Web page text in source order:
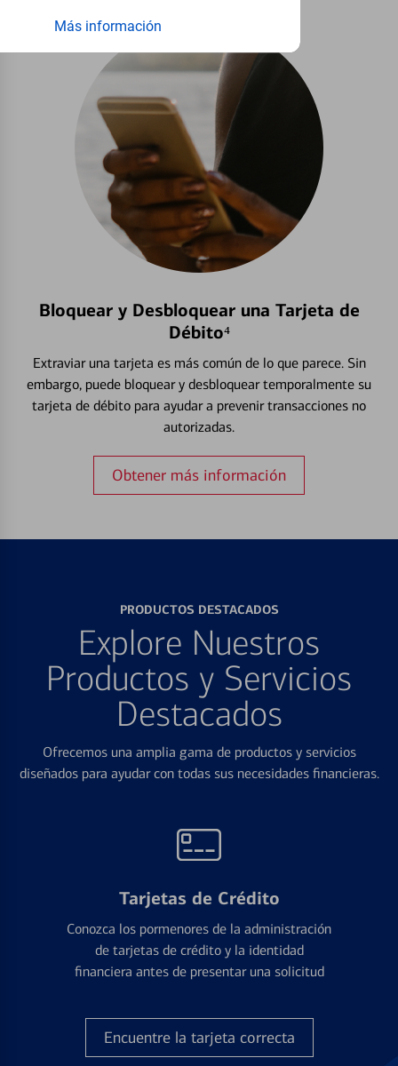
Más información
Bloquear y Desbloquear una Tarjeta de
Débito⁴
Extraviar una tarjeta es más común de lo que parece. Sin
embargo, puede bloquear y desbloquear temporalmente su
tarjeta de débito para ayudar a prevenir transacciones no
autorizadas.
Obtener más información
PRODUCTOS DESTACADOS
Explore Nuestros
Productos y Servicios
Destacados
Ofrecemos una amplia gama de productos y servicios
diseñados para ayudar con todas sus necesidades financieras.
Tarjetas de Crédito
Conozca los pormenores de la administración
de tarjetas de crédito y la identidad
financiera antes de presentar una solicitud
Encuentre la tarjeta correcta